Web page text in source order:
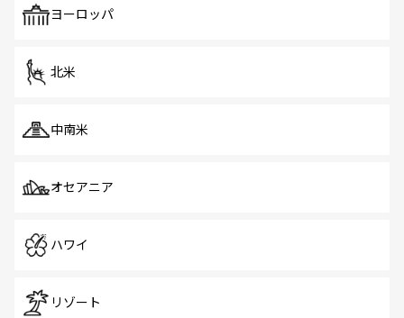
で、ホーカーズは地元の風情を楽しめる外せないスポット
ヨーロッパ
北米
中南米
オセアニア
ハワイ
リゾート